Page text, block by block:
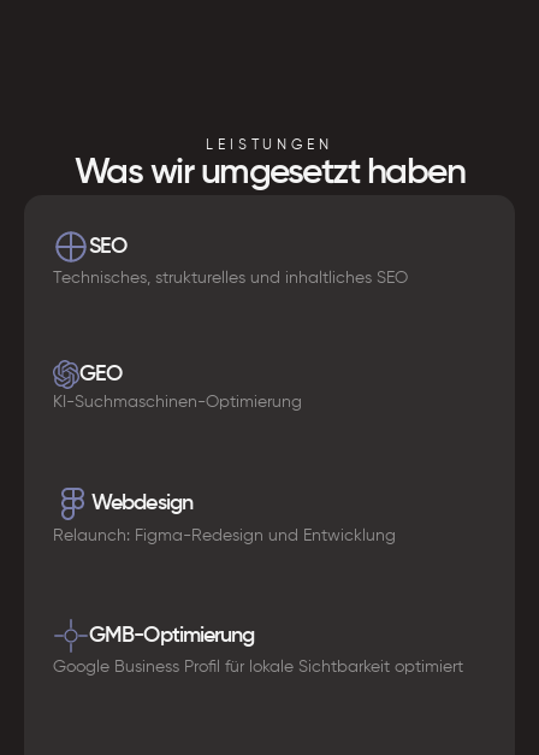
LEISTUNGEN
Was wir umgesetzt haben
SEO
Technisches, strukturelles und inhaltliches SEO
GEO
KI-Suchmaschinen-Optimierung
Webdesign
Relaunch: Figma-Redesign und Entwicklung
GMB-Optimierung
Google Business Profil für lokale Sichtbarkeit optimiert